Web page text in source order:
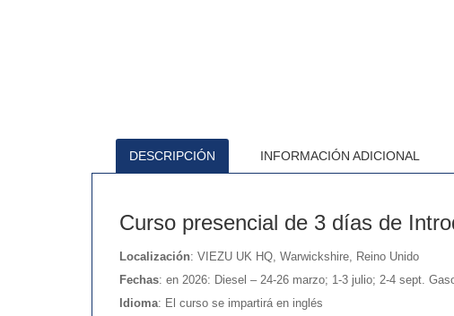
DESCRIPCIÓN INFORMACIÓN ADICIONAL
Curso presencial de 3 días de
Localización: VIEZU UK HQ, Warwickshire, Reino Unido
Fechas: en 2026: Diesel – 24-26 marzo; 1-3 julio; 2-4 sept.
Idioma: El curso se impartirá en inglés